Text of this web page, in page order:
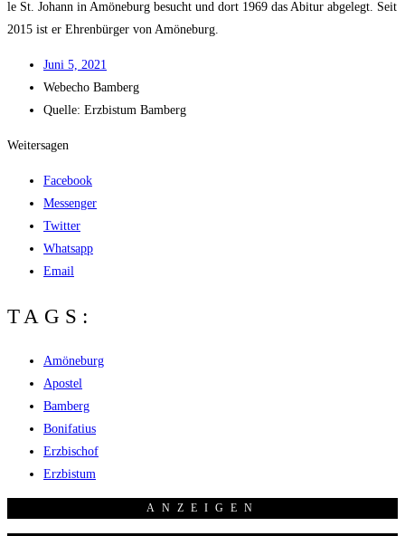
le St. Johann in Amö­ne­burg besucht und dort 1969 das Abitur abge­legt. Seit
2015 ist er Ehren­bür­ger von Amöneburg.
Juni 5, 2021
Web­echo Bamberg
Quel­le: Erz­bis­tum Bamberg
Weitersagen
Facebook
Messenger
Twitter
Whatsapp
Email
TAGS:
Amöneburg
Apostel
Bamberg
Bonifatius
Erzbischof
Erzbistum
ANZEI­GEN